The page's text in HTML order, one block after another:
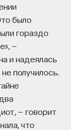
было
гораздо
—
и надеялась
получилось.
— говорит
что